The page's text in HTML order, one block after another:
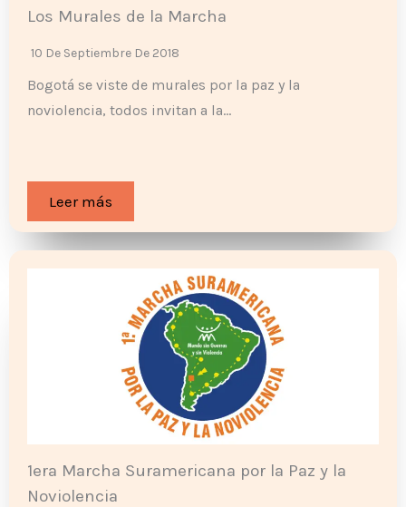
Los Murales de la Marcha
10 De Septiembre De 2018
Bogotá se viste de murales por la paz y la
noviolencia, todos invitan a la…
Leer más
1era Marcha Suramericana por la Paz y la
Noviolencia